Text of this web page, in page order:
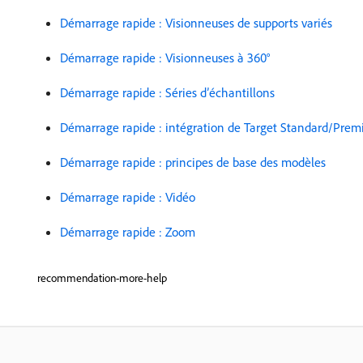
Démarrage rapide : Visionneuses de supports variés
Démarrage rapide : Visionneuses à 360°
Démarrage rapide : Séries d’échantillons
Démarrage rapide : intégration de Target Standard/
Démarrage rapide : principes de base des modèles
Démarrage rapide : Vidéo
Démarrage rapide : Zoom
recommendation-more-help